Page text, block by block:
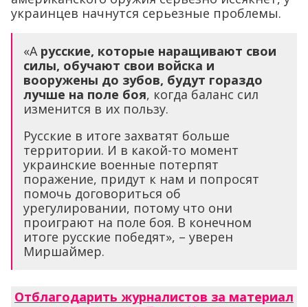
украинцев начнутся серьезные проблемы.
«А русские, которые наращивают свои
силы, обучают свои войска и
вооружены до зубов, будут гораздо
лучше на поле боя, когда баланс сил
изменится в их пользу.
Русские в итоге захватят больше
территории. И в какой-то момент
украинские военные потерпят
поражение, придут к нам и попросят
помочь договориться об
урегулировании, потому что они
проиграют на поле боя. В конечном
итоге русские победят», – уверен
Миршаймер.
Отблагодарить журналистов за материал